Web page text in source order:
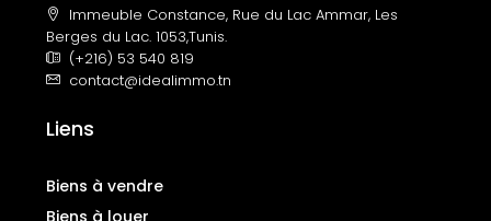
Immeuble Constance, Rue du Lac Ammar, Les
Berges du Lac. 1053,Tunis.
(+216) 53 540 819
contact@idealimmo.tn
Liens
Biens à vendre
Biens à louer